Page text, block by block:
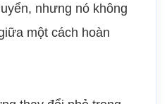
nhưng nó không
một cách hoàn